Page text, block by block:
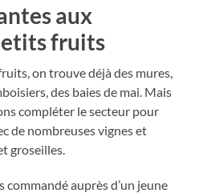
aux
fruits
on trouve déjà des mures,
des baies de mai. Mais
compléter le secteur pour
de nombreuses vignes et
groseilles.
commandé auprès d’un jeune